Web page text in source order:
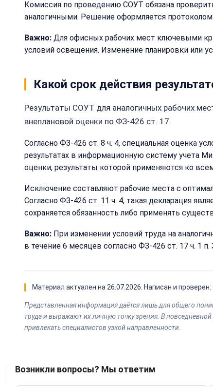
Комиссия по проведению СОУТ обязана
аналогичными. Решение оформляется
Важно: Для офисных рабочих мест ключевыми
условий освещения. Изменение планировки или
Какой срок действия
Результаты СОУТ для аналогичных рабочих
внеплановой оценки по ФЗ-426 ст. 17.
Согласно ФЗ-426 ст. 8 ч. 4, специальная оценка
результатах в информационную систему учета
оценки, результаты которой применяются ко
Исключение составляют рабочие места с
Согласно ФЗ-426 ст. 11 ч. 4, такая декларация
сохраняется обязанность либо применять
Важно: При изменении условий труда на
в течение 6 месяцев согласно ФЗ-426 ст. 17 ч. 1
Материал актуален на 26.07.2026 . Написан и проверен:
Представленная информация даётся лишь для общего
труда и выражают их личную точку зрения. В
привлекать специалистов узкой направленности.
Возникли вопросы? Мы ответим